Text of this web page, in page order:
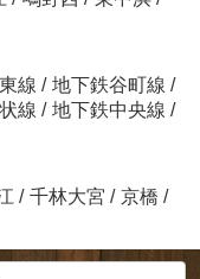
線 / 地下鉄谷町線 /
線 / 地下鉄中央線 /
/ 千林大宮 / 京橋 /